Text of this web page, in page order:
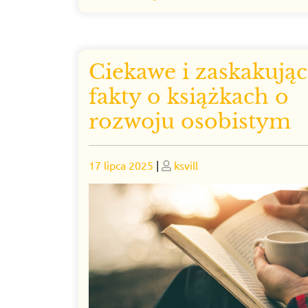
Ciekawe i
fakty o książkach o
rozwoju osobistym
Posted
on
17 lipca 2025 | Posted
ksvill